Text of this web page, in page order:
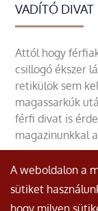
VADÍTÓ DIVAT
Attól hogy
csillogó ékszer
retikülök sem
magassarkúk
férfi divat is
magazinunkkal
A weboldalon a
sütiket
hogy milyen